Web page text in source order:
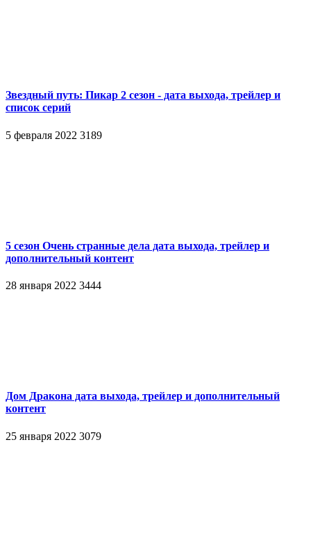
Звездный путь: Пикар 2 сезон - дата выхода, трейлер и
список серий
5 февраля 2022 3189
5 сезон Очень странные дела дата выхода, трейлер и
дополнительный контент
28 января 2022 3444
Дом Дракона дата выхода, трейлер и дополнительный
контент
25 января 2022 3079